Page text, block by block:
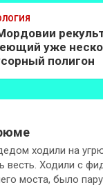
уже
полигон
ходили на
весть. Ходили с
моста, было